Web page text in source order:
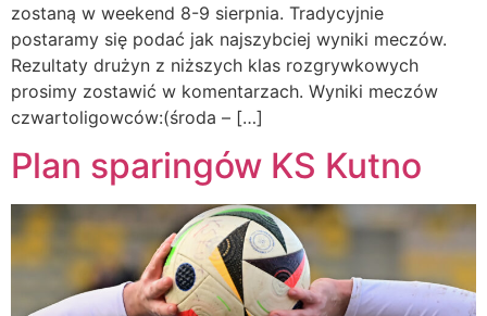
zostaną w weekend 8-9 sierpnia. Tradycyjnie
postaramy się podać jak najszybciej wyniki meczów.
Rezultaty drużyn z niższych klas rozgrywkowych
prosimy zostawić w komentarzach. Wyniki meczów
czwartoligowców:(środa – […]
Plan sparingów KS Kutno